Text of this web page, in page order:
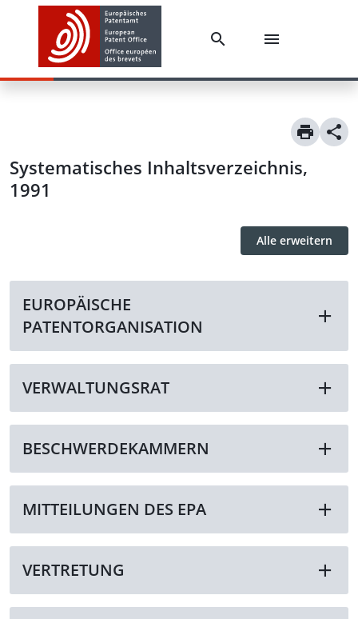
Systematisches Inhaltsverzeichnis,
1991
Alle erweitern
EUROPÄISCHE
PATENTORGANISATION
VERWALTUNGSRAT
BESCHWERDEKAMMERN
MITTEILUNGEN DES EPA
VERTRETUNG